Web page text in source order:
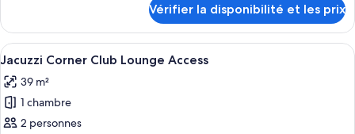
le
type
de
Premier
Corner
Vérifier la disponibilité et les prix
Afficher
toutes
les
photos
pour
Une chambre d’hôtel moderne
11
Jacuzzi Corner Club Lounge Access
39 m²
1 chambre
2 personnes